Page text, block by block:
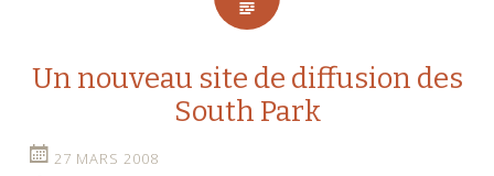
Un nouveau site de diffusion des
South Park
27 MARS 2008